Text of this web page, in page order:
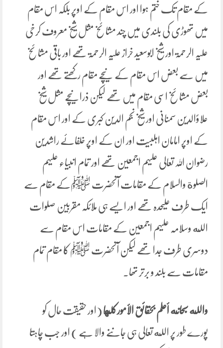
کے مقام تک ختم ہوا اور اس مقام کے اوپر بلکہ اس مقام
میں تھوڑی کی بلندی میں چند مشائخ مثل شیخ معروف کرخی
علیہ الرحمۃ اور شیخ ابوسعید خراز علیہ الرحمۃ تھے اور باقی مشائخ
میں سے بعض اس مقام کے نیچے مقام رکھتے تھے اور
بعض مشائخ اسی مقام میں تھے لیکن ذرانیچے مثل شیخ
علاؤالدین سمنانی اور شیخ نجم الدین کبری کے اور اس مقام
کے اوپر امامان اہلبیت اور ان کے اوپر خلفائے راشدین
رضوان اللہ تعالی علیہم اجمعین تھے اور تمام انبیاء علیہم
الصلوة والسلام کے مقامات آنحضرت ﷺکے مقام سے
ایک طرف علیحدہ تھے اور ایسے ہی ملائکہ مقربین صلوات
الله وسلامہ علیہم اجمعین کے مقامات اس مقام سے
دوسری طرف جدا تھے لیکن آنحضرت ﷺ کا مقام تمام
مقامات سے بلند و برتر تھا۔
والله سبحانه أعلم بحقائق الأمورکلها (اور حقیقت حال کو
پورے طور پر الله تعالی ہی جاننے والا ہے ) اور جب چاہتا